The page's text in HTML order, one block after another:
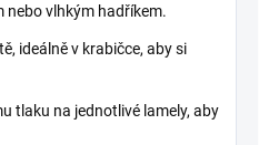
nebo vlhkým hadříkem.
ideálně v krabičce, aby si
tlaku na jednotlivé lamely, aby